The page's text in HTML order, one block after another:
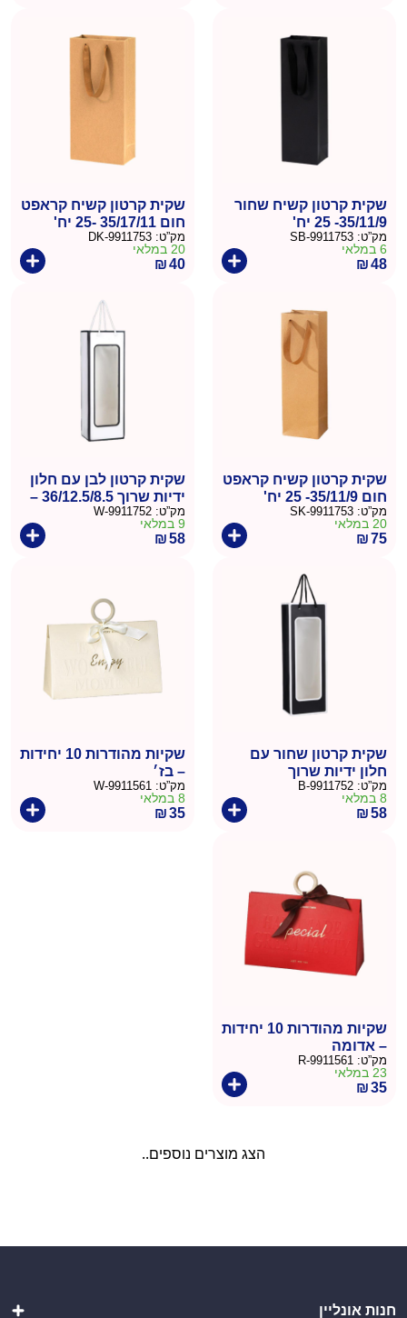
שקית קרטון קשיח שחור
35/11/9- 25 יח'
מק”ט: 9911753-SB
6 במלאי
₪48
שקית קרטון קשיח קראפט
חום 35/17/11 -25 יח'
מק”ט: 9911753-DK
20 במלאי
₪40
שקית קרטון קשיח קראפט
חום 35/11/9- 25 יח'
מק”ט: 9911753-SK
20 במלאי
₪75
שקית קרטון לבן עם חלון
ידיות שרוך 36/12.5/8.5 –
10 יח'
מק”ט: 9911752-W
9 במלאי
₪58
שקית קרטון שחור עם
חלון ידיות שרוך
36/12.5/8.5- 10 יח'
מק”ט: 9911752-B
8 במלאי
₪58
שקיות מהודרות 10 יחידות
– בז׳
מק”ט: 9911561-W
8 במלאי
₪35
שקיות מהודרות 10 יחידות
– אדומה
מק”ט: 9911561-R
23 במלאי
₪35
הצג מוצרים נוספים..
חנות אונליין